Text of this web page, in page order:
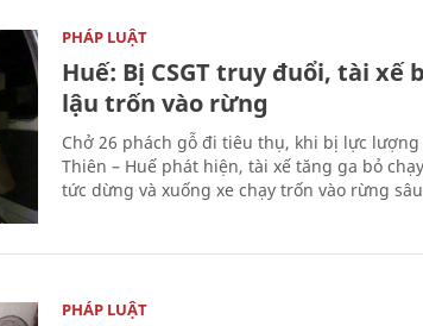
PHÁP LUẬT
Huế: Bị CSGT truy đuổi, tài xế
lậu trốn vào rừng
Chở 26 phách gỗ đi tiêu thụ, khi bị lực lượng
Thiên – Huế phát hiện, tài xế tăng ga bỏ
tức dừng và xuống xe chạy trốn vào rừng
PHÁP LUẬT